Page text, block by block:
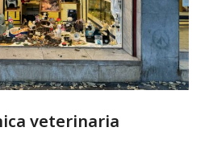
veterinaria